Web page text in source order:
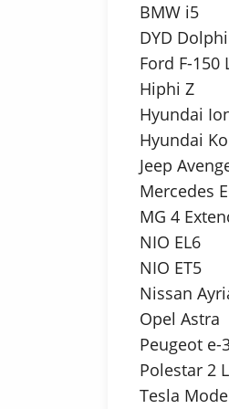
BMW i5
DYD
Ford F-150
Hiphi Z
Hyundai
Hyundai
Jeep
Mercedes
MG 4
NIO EL6
NIO ET5
Nissan
Opel Astra
Peugeot e-
Polestar 2
Tesla